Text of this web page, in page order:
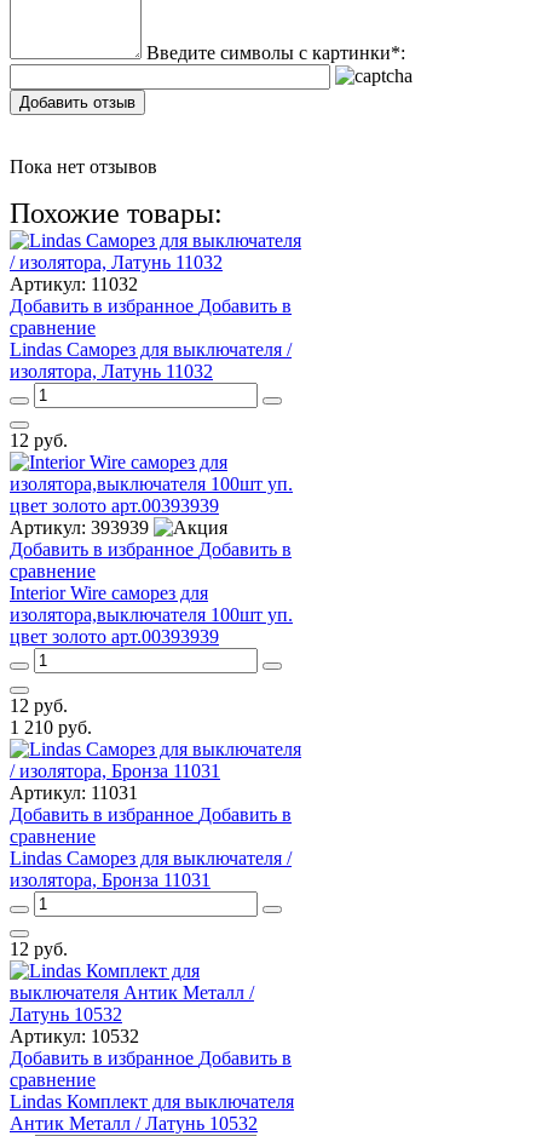
Введите символы с картинки*:
Добавить отзыв
Пока нет отзывов
Похожие товары:
Артикул: 11032
Добавить в избранное Добавить в
сравнение
Lindas Саморез для выключателя /
изолятора, Латунь 11032
12 руб.
Артикул: 393939
Добавить в избранное Добавить в
сравнение
Interior Wire cаморез для
изолятора,выключателя 100шт уп.
цвет золото арт.00393939
12 руб.
1 210 руб.
Артикул: 11031
Добавить в избранное Добавить в
сравнение
Lindas Саморез для выключателя /
изолятора, Бронза 11031
12 руб.
Артикул: 10532
Добавить в избранное Добавить в
сравнение
Lindas Комплект для выключателя
Антик Металл / Латунь 10532